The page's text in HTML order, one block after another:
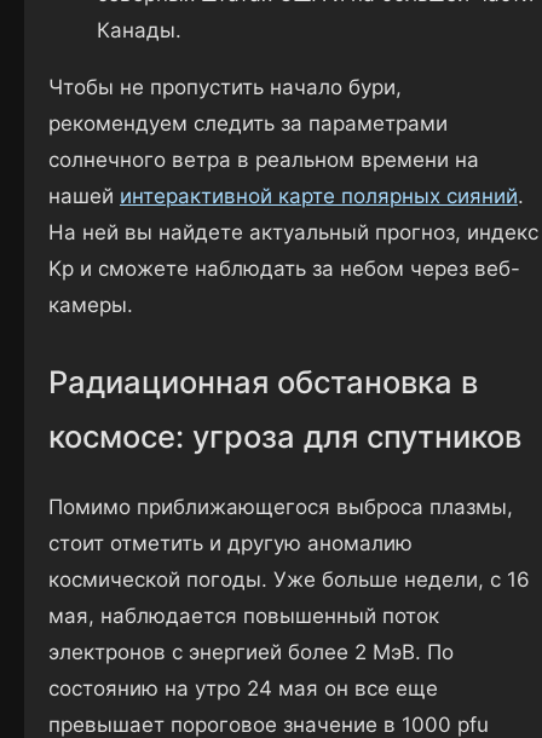
Канады.
Чтобы не пропустить начало бури,
рекомендуем следить за параметрами
солнечного ветра в реальном времени на
нашей интерактивной карте полярных сияний.
На ней вы найдете актуальный прогноз, индекс
Kp и сможете наблюдать за небом через веб-
камеры.
Радиационная обстановка в
космосе: угроза для спутников
Помимо приближающегося выброса плазмы,
стоит отметить и другую аномалию
космической погоды. Уже больше недели, с 16
мая, наблюдается повышенный поток
электронов с энергией более 2 МэВ. По
состоянию на утро 24 мая он все еще
превышает пороговое значение в 1000 pfu